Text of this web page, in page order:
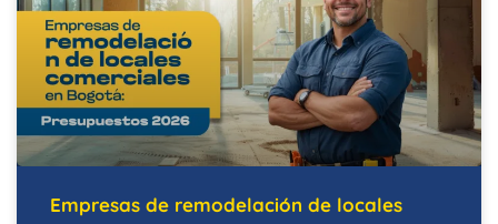
Empresas de remodelación de locales